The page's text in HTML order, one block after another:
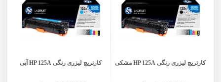
کارتریج لیزری رنگی HP 125A مشکی کارتریج لیزری رنگی HP 125A آبی